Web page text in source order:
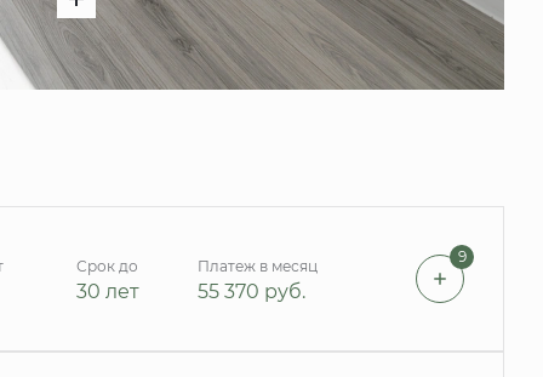
Срок до
30 лет
Платеж в месяц
55 370 руб.
9